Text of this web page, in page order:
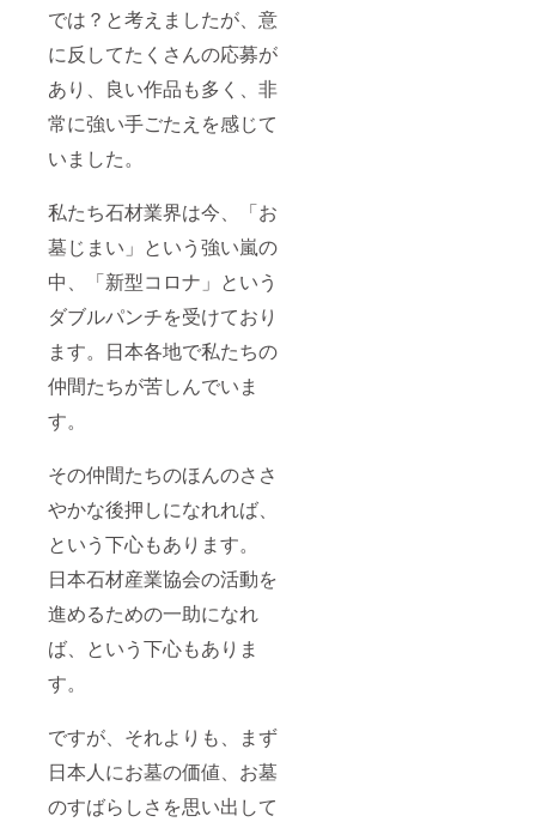
では？と考えましたが、意
に反してたくさんの応募が
あり、良い作品も多く、非
常に強い手ごたえを感じて
いました。
私たち石材業界は今、「お
墓じまい」という強い嵐の
中、「新型コロナ」という
ダブルパンチを受けており
ます。日本各地で私たちの
仲間たちが苦しんでいま
す。
その仲間たちのほんのささ
やかな後押しになれれば、
という下心もあります。
日本石材産業協会の活動を
進めるための一助になれ
ば、という下心もありま
す。
ですが、それよりも、まず
日本人にお墓の価値、お墓
のすばらしさを思い出して